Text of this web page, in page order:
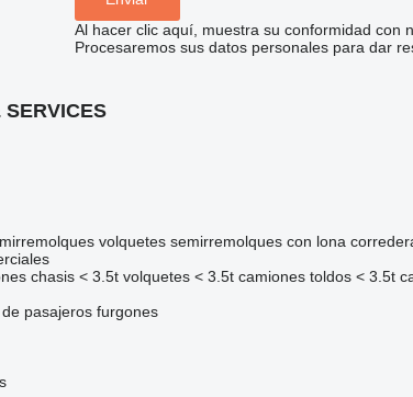
Al hacer clic aquí, muestra su conformidad con
Procesaremos sus datos personales para dar
volquetes semirremolques con lona
chasis < 3.5t volquetes < 3.5t camiones toldos < 3.5t
pasajeros furgones